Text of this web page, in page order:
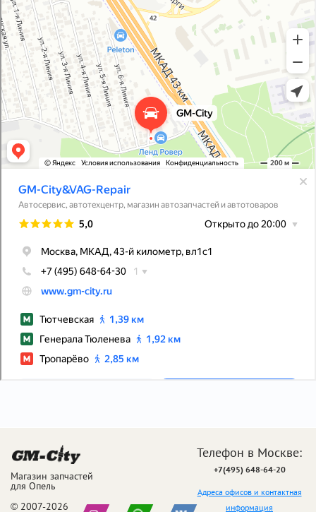
Магазин запчастей
для Опель
© 2007-2026
Телефон в Москве:
+7(495) 648-64-20
Адреса офисов и контактная
информация